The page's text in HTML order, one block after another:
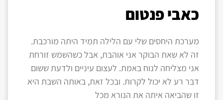
כאבי פנטום
מערכת היחסים שלי עם הלילה תמיד היתה מורכבת.
זה לא שאת הבוקר אני אוהבת, אבל כשהשמש זורחת
אני מצליחה לנוח באמת. לעצום עיניים ולדעת ששום
דבר רע לא יכול לקרות. ובכל זאת, באותה השבת היא
זו שהביאה איתה את הנורא מכל